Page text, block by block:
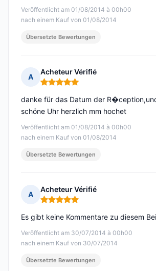
Veröffentlicht am 01/08/2014 à 00h00
nach einem Kauf von 01/08/2014
Übersetzte Bewertungen
A
Acheteur Vérifié
Hinweis: 5 von 5
Veröffentlicht am 01/08/2014 à 00h00
nach einem Kauf von 01/08/2014
danke für das Datum der
schöne Uhr herzlich mm hochet
Übersetzte Bewertungen
A
Acheteur Vérifié
Hinweis: 5 von 5
Veröffentlicht am 30/07/2014 à 00h00
nach einem Kauf von 30/07/2014
Es gibt keine Kommentare zu diesem
Übersetzte Bewertungen